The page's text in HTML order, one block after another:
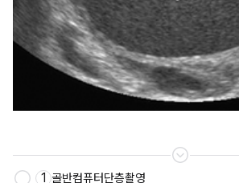
1 골반컴퓨터단층촬영